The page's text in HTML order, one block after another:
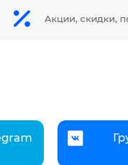
Акции, скидки,